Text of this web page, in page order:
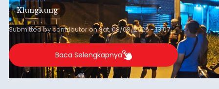
Sumba Barat Daya (SBD), Nusa Tenggara Timur
(NTT).
Klungkung
Submitted bycontributoronSat, 08/08/2026 - 13:07
Baca Selengkapnya